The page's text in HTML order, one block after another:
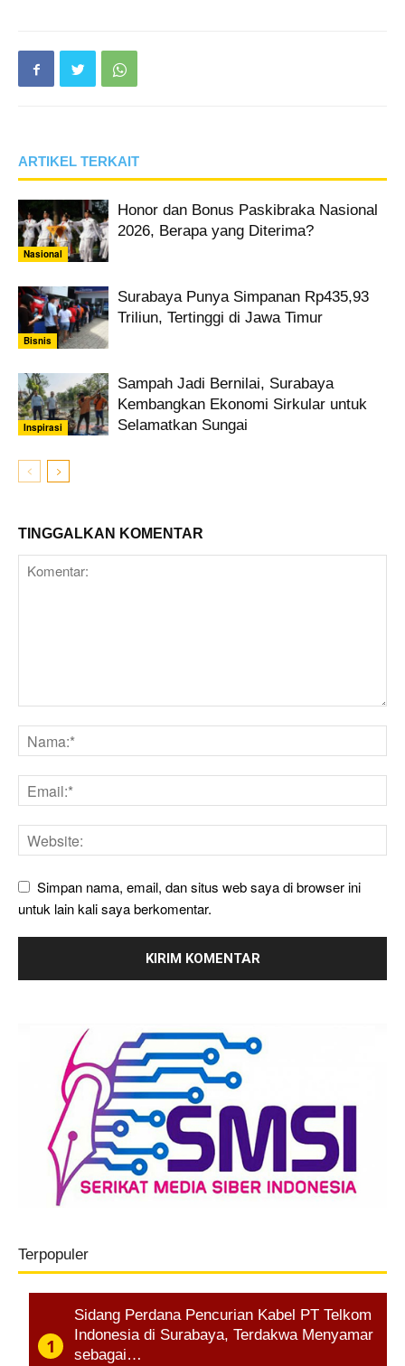
ARTIKEL TERKAIT
Nasional
Honor dan Bonus Paskibraka Nasional
2026, Berapa yang Diterima?
Bisnis
Surabaya Punya Simpanan Rp435,93
Triliun, Tertinggi di Jawa Timur
Inspirasi
Sampah Jadi Bernilai, Surabaya
Kembangkan Ekonomi Sirkular untuk
Selamatkan Sungai
TINGGALKAN KOMENTAR
Simpan nama, email, dan situs web saya di browser ini
untuk lain kali saya berkomentar.
Terpopuler
Sidang Perdana Pencurian Kabel PT Telkom
Indonesia di Surabaya, Terdakwa Menyamar
sebagai…